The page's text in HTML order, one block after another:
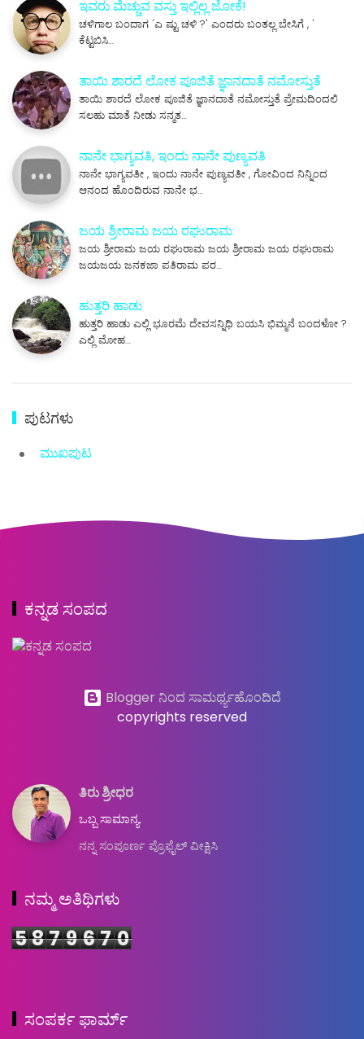
ಇವರು ಮೆಚ್ಚುವ ವಸ್ತು ಇಲ್ಲಿಲ್ಲ ಜೋಕೆ!
ಚಳಿಗಾಲ ಬಂದಾಗ 'ಎ ಷ್ಟು ಚಳಿ ?' ಎಂದರು ಬಂತಲ್ಲ ಬೇಸಿಗೆ , '
ಕೆಟ್ಟಬಿಸಿ…
ತಾಯಿ ಶಾರದೆ ಲೋಕ ಪೂಜಿತೆ ಜ್ಞಾನದಾತೆ ನಮೋಸ್ತುತೆ
ತಾಯಿ ಶಾರದೆ ಲೋಕ ಪೂಜಿತೆ ಜ್ಞಾನದಾತೆ ನಮೋಸ್ತುತೆ ಪ್ರೇಮದಿಂದಲಿ
ಸಲಹು ಮಾತೆ ನೀಡು ಸನ್ಮತ…
ನಾನೇ ಭಾಗ್ಯವತಿ, ಇಂದು ನಾನೇ ಪುಣ್ಯವತಿ
ನಾನೇ ಭಾಗ್ಯವತೀ , ಇಂದು ನಾನೇ ಪುಣ್ಯವತೀ , ಗೋವಿಂದ ನಿನ್ನಿಂದ
ಆನಂದ ಹೊಂದಿರುವ ನಾನೇ ಭ…
ಜಯ ಶ್ರೀರಾಮ ಜಯ ರಘುರಾಮ
ಜಯ ಶ್ರೀರಾಮ ಜಯ ರಘುರಾಮ ಜಯ ಶ್ರೀರಾಮ ಜಯ ರಘುರಾಮ
ಜಯಜಯ ಜನಕಜಾ ಪತಿರಾಮ ಪರ…
ಹುತ್ತರಿ ಹಾಡು
ಹುತ್ತರಿ ಹಾಡು ಎಲ್ಲಿ ಭೂರಮೆ ದೇವಸನ್ನಿಧಿ ಬಯಸಿ ಭಿಮ್ಮನೆ ಬಂದಳೋ ?
ಎಲ್ಲಿ ಮೋಹ…
ಪುಟಗಳು
ಮುಖಪುಟ
ಕನ್ನಡ ಸಂಪದ
Blogger ನಿಂದ ಸಾಮರ್ಥ್ಯಹೊಂದಿದೆ
copyrights reserved
ತಿರು ಶ್ರೀಧರ
ಒಬ್ಬ ಸಾಮಾನ್ಯ.
ನನ್ನ ಸಂಪೂರ್ಣ ಪ್ರೊಫೈಲ್ ವೀಕ್ಷಿಸಿ
ನಮ್ಮ ಅತಿಥಿಗಳು
587 9670
ಸಂಪರ್ಕ ಫಾರ್ಮ್